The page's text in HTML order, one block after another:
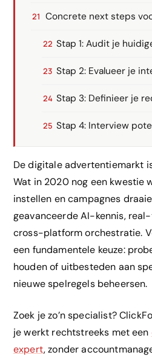
Concrete next steps
Stap 1: Audit je
Stap 2: Evalueer je
Stap 3: Definieer je
Stap 4: Interview
De digitale advertentiemarkt
Wat in 2020 nog een kwestie
instellen en campagnes
geavanceerde AI-kennis,
cross-platform orchestratie.
een fundamentele keuze:
houden of uitbesteden aan
nieuwe spelregels beheersen.
Zoek je zo’n specialist?
je werkt rechtstreeks met een
expert, zonder